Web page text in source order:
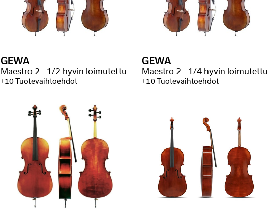
GEWA
Maestro 2 - 1/2 hyvin loimutettu
+10 Tuotevaihtoehdot
GEWA
Maestro 2 - 1/4 hyvin loimutettu
+10 Tuotevaihtoehdot